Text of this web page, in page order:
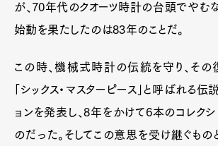
が、70年代のクオーツ時計の台頭でやむ
始動を果たしたのは83年のことだ。
この時、機械式時計の伝統を守り、そ
「シックス・マスターピース」と呼ばれる
ョンを発表し、8年をかけて6本のコレク
のだった。そしてこの意思を受け継ぐも